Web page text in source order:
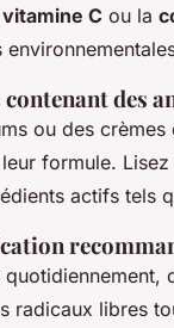
vitamine C ou la
des
ou des
formule.
actifs tels
radicaux libres